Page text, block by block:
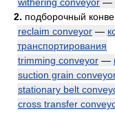
2. подборочный
reclaim conveyor —
транспортирования
trimming conveyor —
suction grain
stationary belt
cross transfer